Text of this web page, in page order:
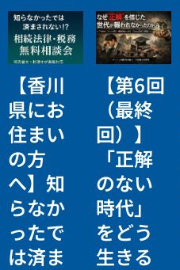
【香川
県にお
住まい
の方
へ】知
らなか
ったで
は済ま
【第6回
（最終
回）】
「正解
のない
時代」
をどう
生きる